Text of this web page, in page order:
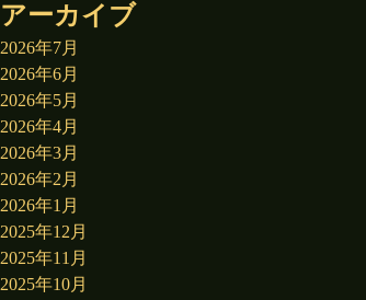
アーカイブ
2026年7月
2026年6月
2026年5月
2026年4月
2026年3月
2026年2月
2026年1月
2025年12月
2025年11月
2025年10月